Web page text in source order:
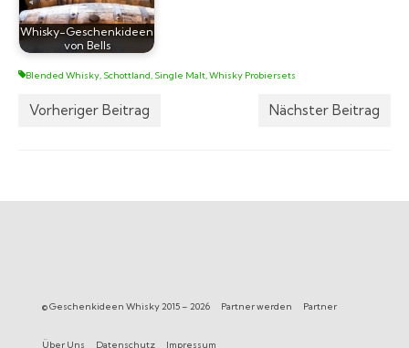
Whisky-Geschenkideen
von Bells
Blended Whisky, Schottland, Single Malt,Whisky Probiersets
Vorheriger Beitrag Nächster Beitrag
© Geschenkideen Whisky 2015 – 2026 Partner werden Partner
Über Uns Datenschutz Impressum